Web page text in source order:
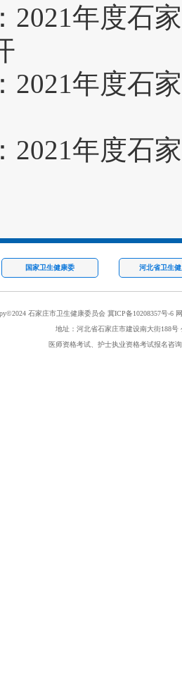
2021年度石
2021年度石
2021年度石